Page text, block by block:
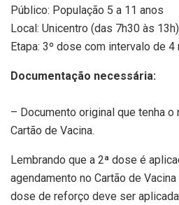
Público: População 5 a 11 anos
Local: Unicentro (das 7h30 às 13h)
Etapa: 3º dose com intervalo de
Documentação necessária:
– Documento original que tenha o
Cartão de Vacina.
Lembrando que a 2ª dose é
agendamento no Cartão de
dose de reforço deve ser